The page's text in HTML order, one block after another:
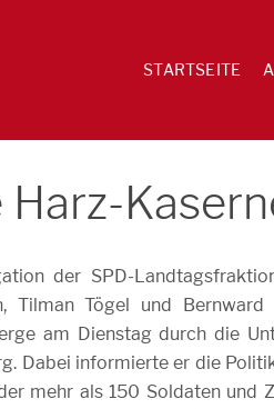
STARTSEITE
der SPD-
Tilman Tögel und
am Dienstag durch die
Dabei informierte er die
mehr als 150 Soldaten und